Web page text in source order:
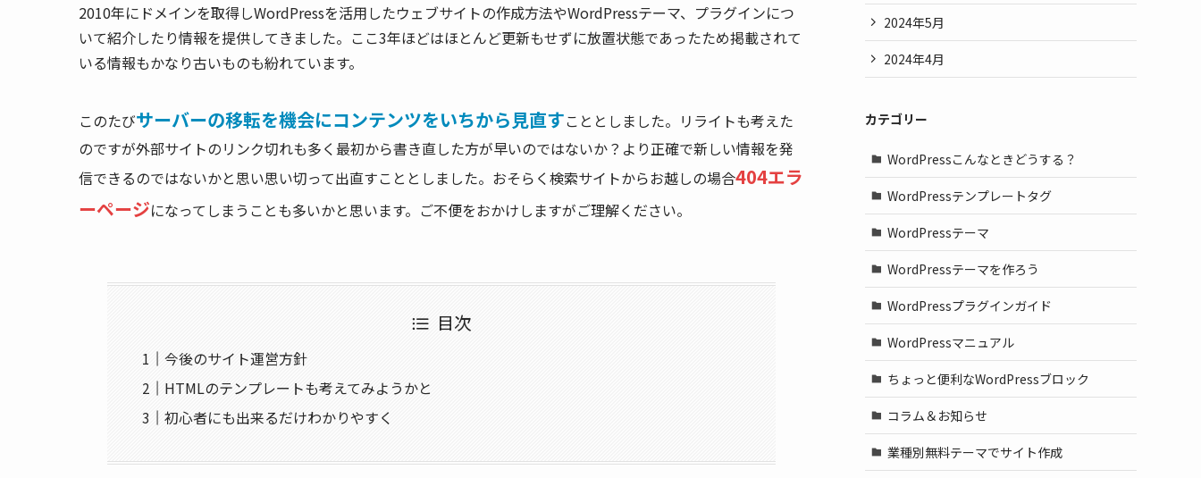
2010年にドメインを取得しWordPressを活用したウェブサイトの作成方法やWordPressテーマ、プラグインにつ
いて紹介したり情報を提供してきました。ここ3年ほどはほとんど更新もせずに放置状態であったため掲載されて
いる情報もかなり古いものも紛れています。
このたびサーバーの移転を機会にコンテンツをいちから見直すこととしました。リライトも考えた
のですが外部サイトのリンク切れも多く最初から書き直した方が早いのではないか？より正確で新しい情報を発
信できるのではないかと思い思い切って出直すこととしました。おそらく検索サイトからお越しの場合404エラ
ーページになってしまうことも多いかと思います。ご不便をおかけしますがご理解ください。
目次
今後のサイト運営方針
HTMLのテンプレートも考えてみようかと
初心者にも出来るだけわかりやすく
2024年5月
2024年4月
カテゴリー
WordPressこんなときどうする？
WordPressテンプレートタグ
WordPressテーマ
WordPressテーマを作ろう
WordPressプラグインガイド
WordPressマニュアル
ちょっと便利なWordPressブロック
コラム＆お知らせ
業種別無料テーマでサイト作成